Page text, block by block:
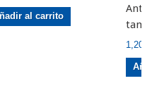
al carrito
1,20 €